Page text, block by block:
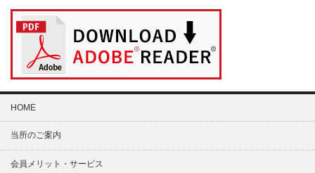
HOME
当所のご案内
会員メリット・サービス